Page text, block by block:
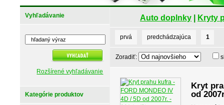
Vyhľadávanie
Rozšírené vyhľadávanie
Kategórie produktov
Auto doplnky Kryty
prvá predchádzajúca 1
Zoradiť:
Kryt
od